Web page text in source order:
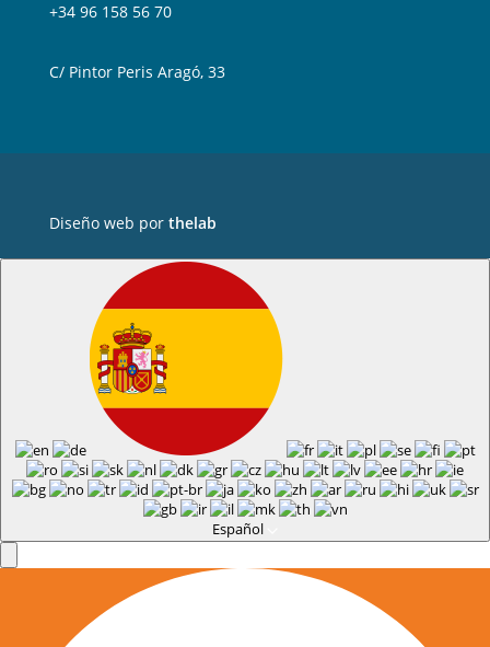
+34 96 158 56 70
C/ Pintor Peris Aragó, 33
Diseño web por thelab
Español